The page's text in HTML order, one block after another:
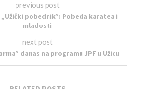
previous post
pobednik”: Pobeda karatea i
mladosti
next post
danas na programu JPF u Užicu